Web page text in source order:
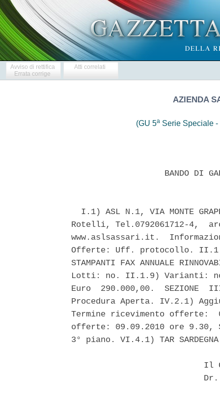
Avviso di rettifica
Errata corrige
Atti correlati
AZIENDA
(GU 5aSerie Speciale -
BANDO DI
I.1) ASL N.1, VIA MONTE
Rotelli, Tel.0792061712-4,
www.aslsassari.it.
Offerte: Uff. protocollo. II.1.5)
STAMPANTI FAX ANNUALE
Lotti: no. II.1.9) Varianti:
Euro  290.000,00.  SEZIONE
Procedura Aperta. IV.2.1)
Termine ricevimento offerte:
offerte: 09.09.2010 ore 9.30,
3° piano. VI.4.1) TAR
Il